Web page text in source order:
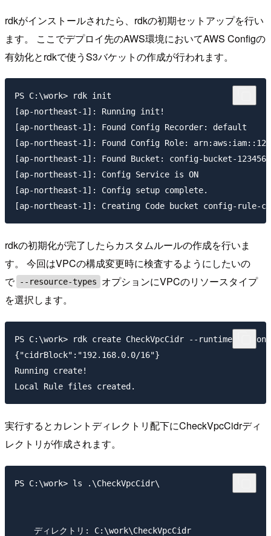
rdkがインストールされたら、rdkの初期セットアップを行い
ます。 ここでデプロイ先のAWS環境においてAWS Configの
有効化とrdkで使うS3バケットの作成が行われます。
PS C:\work> rdk init
[ap-northeast-1]: Running init!
[ap-northeast-1]: Found Config Recorder: default
[ap-northeast-1]: Found Config Role:
[ap-northeast-1]: Found Bucket: config-bucket-
[ap-northeast-1]: Config Service is ON
[ap-northeast-1]: Config setup complete.
rdkの初期化が完了したらカスタムルールの作成を行いま
す。 今回はVPCの構成変更時に検査するようにしたいの
で
--resource-types
オプションにVPCのリソースタイプ
を選択します。
PS C:\work> rdk create CheckVpcCidr --runtime
{"cidrBlock":"192.168.0.0/16"}
Running create!
実行するとカレントディレクトリ配下にCheckVpcCidrディ
レクトリが作成されます。
PS C:\work> ls .\CheckVpcCidr\
    ディレクトリ: C:\work\CheckVpcCidr